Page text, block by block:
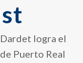
logra el
Puerto Real